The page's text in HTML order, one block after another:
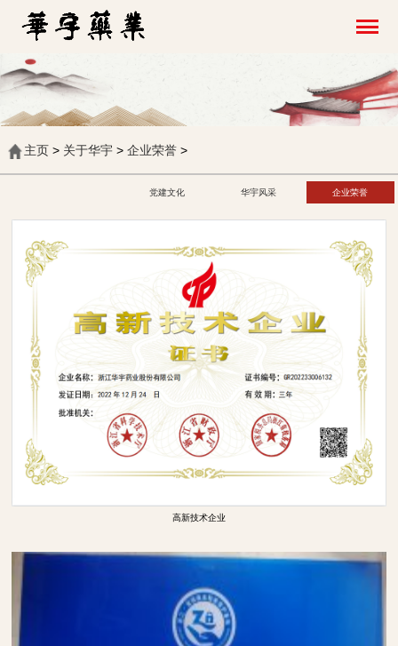
主页> 关于华宇> 企业荣誉>
企业荣誉
华宇风采
党建文化
高新技术企业